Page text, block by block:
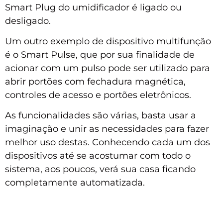
Smart Plug do umidificador é ligado ou
desligado.
Um outro exemplo de dispositivo multifunção
é o Smart Pulse, que por sua finalidade de
acionar com um pulso pode ser utilizado para
abrir portões com fechadura magnética,
controles de acesso e portões eletrônicos.
As funcionalidades são várias, basta usar a
imaginação e unir as necessidades para fazer
melhor uso destas. Conhecendo cada um dos
dispositivos até se acostumar com todo o
sistema, aos poucos, verá sua casa ficando
completamente automatizada.